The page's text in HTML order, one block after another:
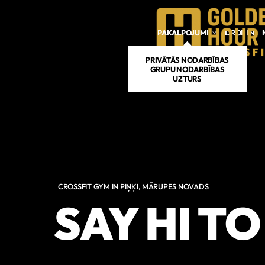
PAKALPOJUMI
PRIVĀTĀS NODARBĪBAS
GRUPU NODARBĪBAS
UZTURS
DROP IN
CROSSFIT GYM IN PIŅĶI, MĀRUPES NOVADS
SAY HI